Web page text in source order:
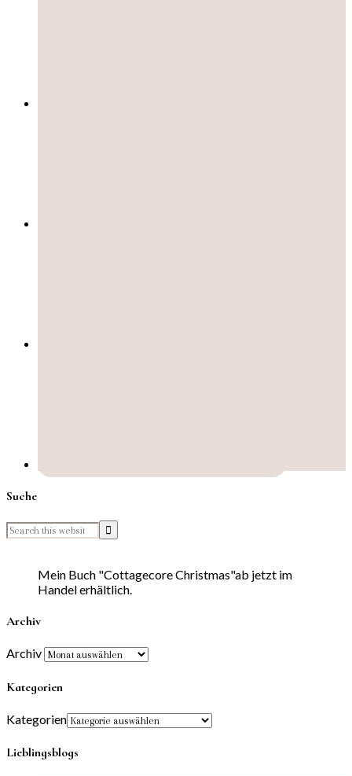
Suche
Mein Buch "Cottagecore Christmas"ab jetzt im
Handel erhältlich.
Archiv
Archiv
Kategorien
Kategorien
Lieblingsblogs